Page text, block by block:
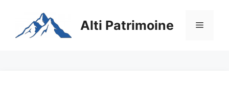
contenu
Alti Patrimoine Menu